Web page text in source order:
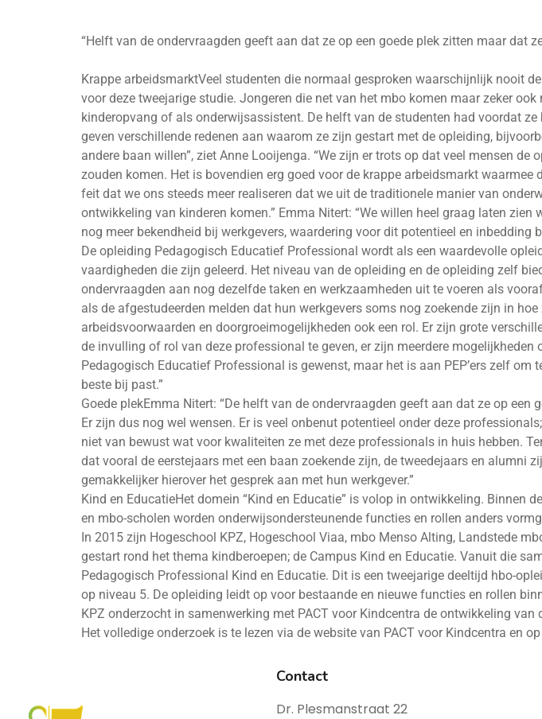
“Helft van de ondervraagden geeft aan dat ze op een goede plek zitten maar dat
Krappe arbeidsmarktVeel studenten die normaal gesproken waarschijnlijk nooit
voor deze tweejarige studie. Jongeren die net van het mbo komen maar zeker
kinderopvang of als onderwijsassistent. De helft van de studenten had voordat
geven verschillende redenen aan waarom ze zijn gestart met de opleiding,
andere baan willen”, ziet Anne Looijenga. “We zijn er trots op dat veel mensen
zouden komen. Het is bovendien erg goed voor de krappe arbeidsmarkt
feit dat we ons steeds meer realiseren dat we uit de traditionele manier van
ontwikkeling van kinderen komen.” Emma Nitert: “We willen heel graag laten
nog meer bekendheid bij werkgevers, waardering voor dit potentieel en inbedding
De opleiding Pedagogisch Educatief Professional wordt als een waardevolle
vaardigheden die zijn geleerd. Het niveau van de opleiding en de opleiding zelf
ondervraagden aan nog dezelfde taken en werkzaamheden uit te voeren als
als de afgestudeerden melden dat hun werkgevers soms nog zoekende zijn in
arbeidsvoorwaarden en doorgroeimogelijkheden ook een rol. Er zijn grote
de invulling of rol van deze professional te geven, er zijn meerdere
Pedagogisch Educatief Professional is gewenst, maar het is aan PEP’ers zelf
beste bij past.”
Goede plekEmma Nitert: “De helft van de ondervraagden geeft aan dat ze op
Er zijn dus nog wel wensen. Er is veel onbenut potentieel onder deze
niet van bewust wat voor kwaliteiten ze met deze professionals in huis hebben.
dat vooral de eerstejaars met een baan zoekende zijn, de tweedejaars en alumni
gemakkelijker hierover het gesprek aan met hun werkgever.”
Kind en EducatieHet domein “Kind en Educatie” is volop in ontwikkeling. Binnen
en mbo-scholen worden onderwijsondersteunende functies en rollen anders
In 2015 zijn Hogeschool KPZ, Hogeschool Viaa, mbo Menso Alting, Landstede
gestart rond het thema kindberoepen; de Campus Kind en Educatie. Vanuit die
Pedagogisch Professional Kind en Educatie. Dit is een tweejarige deeltijd hbo-
op niveau 5. De opleiding leidt op voor bestaande en nieuwe functies en rollen
KPZ onderzocht in samenwerking met PACT voor Kindcentra de ontwikkeling
Het volledige onderzoek is te lezen via de website van PACT voor Kindcentra en
Contact
Dr. Plesmanstraat 22